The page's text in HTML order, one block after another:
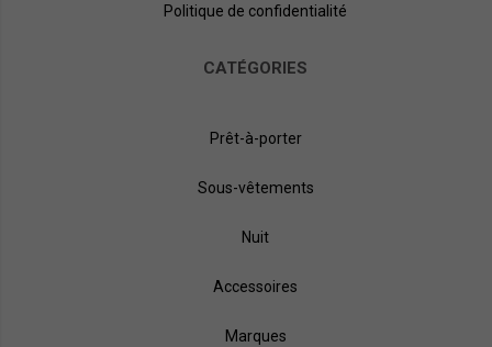
Politique de confidentialité
CATÉGORIES
Prêt-à-porter
Sous-vêtements
Nuit
Accessoires
Marques